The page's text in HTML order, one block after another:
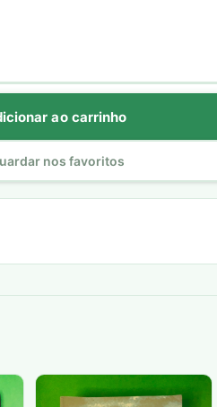
ao carrinho
nos favoritos